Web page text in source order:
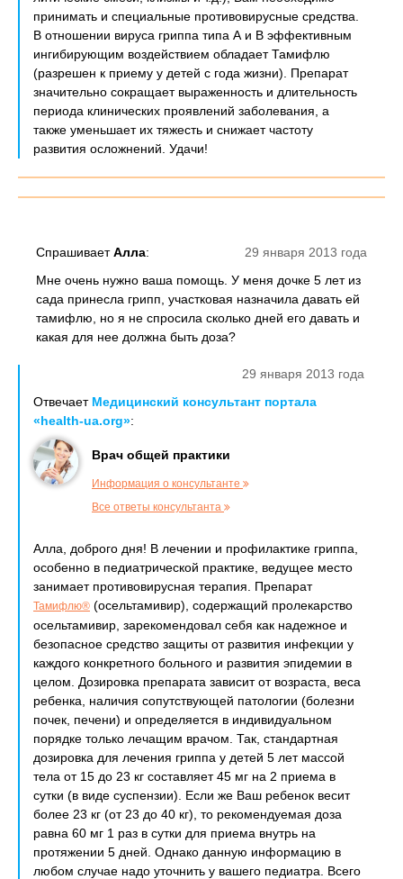
принимать и специальные противовирусные средства.
В отношении вируса гриппа типа А и В эффективным
ингибирующим воздействием обладает Тамифлю
(разрешен к приему у детей с года жизни). Препарат
значительно сокращает выраженность и длительность
периода клинических проявлений заболевания, а
также уменьшает их тяжесть и снижает частоту
развития осложнений. Удачи!
29 января 2013 года
СпрашиваетАлла:
Мне очень нужно ваша помощь. У меня дочке 5 лет из
сада принесла грипп, участковая назначила давать ей
тамифлю, но я не спросила сколько дней его давать и
какая для нее должна быть доза?
29 января 2013 года
Отвечает Медицинский консультант портала
«health-ua.org»:
Врач общей практики
Информация о консультанте
Все ответы консультанта
Алла, доброго дня! В лечении и профилактике гриппа,
особенно в педиатрической практике, ведущее место
занимает противовирусная терапия. Препарат
Тамифлю® (осельтамивир), содержащий пролекарство
осельтамивир, зарекомендовал себя как надежное и
безопасное средство защиты от развития инфекции у
каждого конкретного больного и развития эпидемии в
целом. Дозировка препарата зависит от возраста, веса
ребенка, наличия сопутствующей патологии (болезни
почек, печени) и определяется в индивидуальном
порядке только лечащим врачом. Так, стандартная
дозировка для лечения гриппа у детей 5 лет массой
тела от 15 до 23 кг составляет 45 мг на 2 приема в
сутки (в виде суспензии). Если же Ваш ребенок весит
более 23 кг (от 23 до 40 кг), то рекомендуемая доза
равна 60 мг 1 раз в сутки для приема внутрь на
протяжении 5 дней. Однако данную информацию в
любом случае надо уточнить у вашего педиатра. Всего